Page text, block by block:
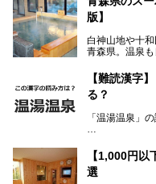
し、いずれも
う。
今回筆者は実
に「羽州路の
ですが、実は
つ。その魅力
版】
白神山地や十
青森県。温泉
の山並みを眺
当地グルメを
今回は、青森
ください。
【難読漢字
る？
「温湯温泉」
か？
【1,000円
選